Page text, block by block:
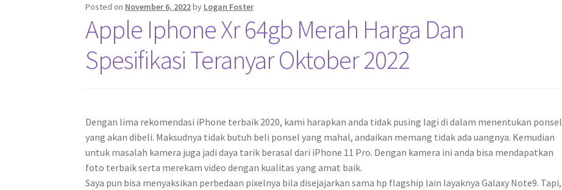
Posted on November 6, 2022by Logan Foster
Apple Iphone Xr 64gb Merah Harga Dan
Spesifikasi Teranyar Oktober 2022
Dengan lima rekomendasi iPhone terbaik 2020, kami harapkan anda tidak pusing lagi di dalam menentukan ponsel
yang akan dibeli. Maksudnya tidak butuh beli ponsel yang mahal, andaikan memang tidak ada uangnya. Kemudian
untuk masalah kamera juga jadi daya tarik berasal dari iPhone 11 Pro. Dengan kamera ini anda bisa mendapatkan
foto terbaik serta merekam video dengan kualitas yang amat baik.
Saya pun bisa menyaksikan perbedaan pixelnya bila disejajarkan sama hp flagship lain layaknya Galaxy Note9. Tapi,